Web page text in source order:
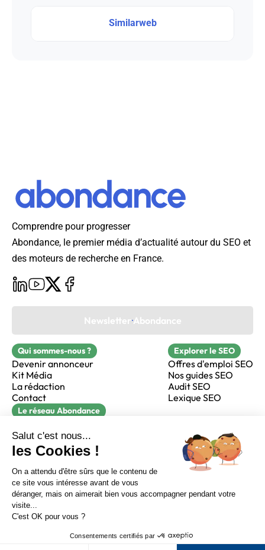
Sur LinkedIn Sur Youtube
Sur X Sur Facebook
Newsletter Abondance
Similarweb
Comprendre pour progresser
Abondance, le premier média d’actualité autour du SEO et
des moteurs de recherche en France.
Newsletter Abondance
Qui sommes-nous ?
Devenir annonceur
Kit Média
La rédaction
Contact
Explorer le SEO
Offres d'emploi SEO
Nos guides SEO
Audit SEO
Lexique SEO
Le réseau Abondance
Réacteur
alfie formation
CGV